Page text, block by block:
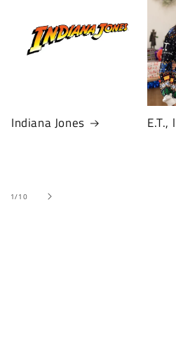
Indiana Jones
1/de
10